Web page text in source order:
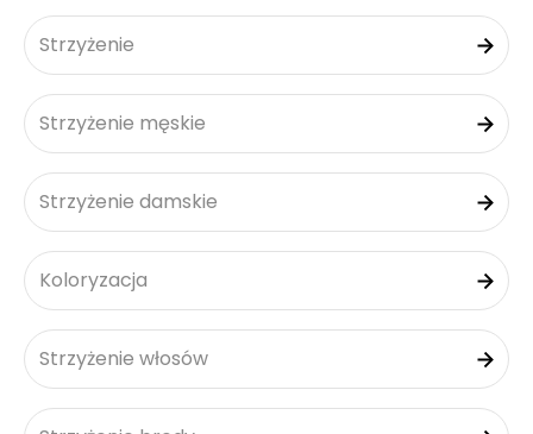
Strzyżenie
Strzyżenie męskie
Strzyżenie damskie
Koloryzacja
Strzyżenie włosów